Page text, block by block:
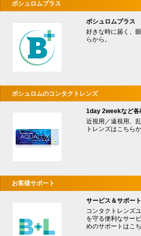
ボシュロムプラス
ボシュロムプラス
好きな時に届く、
らから。
ボシュロムのコンタクトレンズ
1day 2weekなど各
近視用／遠視用、
トレンズはこちらか
お客様サポート
サービス＆サポート
コンタクトレンズ
を守る便利なサー
めのサポートはこち